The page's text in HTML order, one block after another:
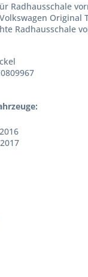
Radhausschale
Original
Radhausschale